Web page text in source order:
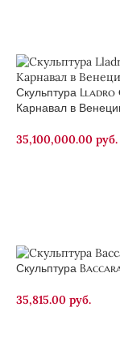
Скульптура
Карнавал в
35,100,000.00 руб.
Скульптура
35,815.00 руб.